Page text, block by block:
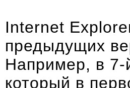
Internet
предыдущих
Например, в
который в